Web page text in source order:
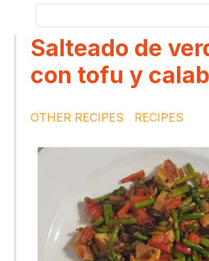
Salteado de
con tofu y
OTHER RECIPES RECIPES